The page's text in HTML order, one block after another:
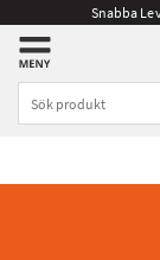
Snabba